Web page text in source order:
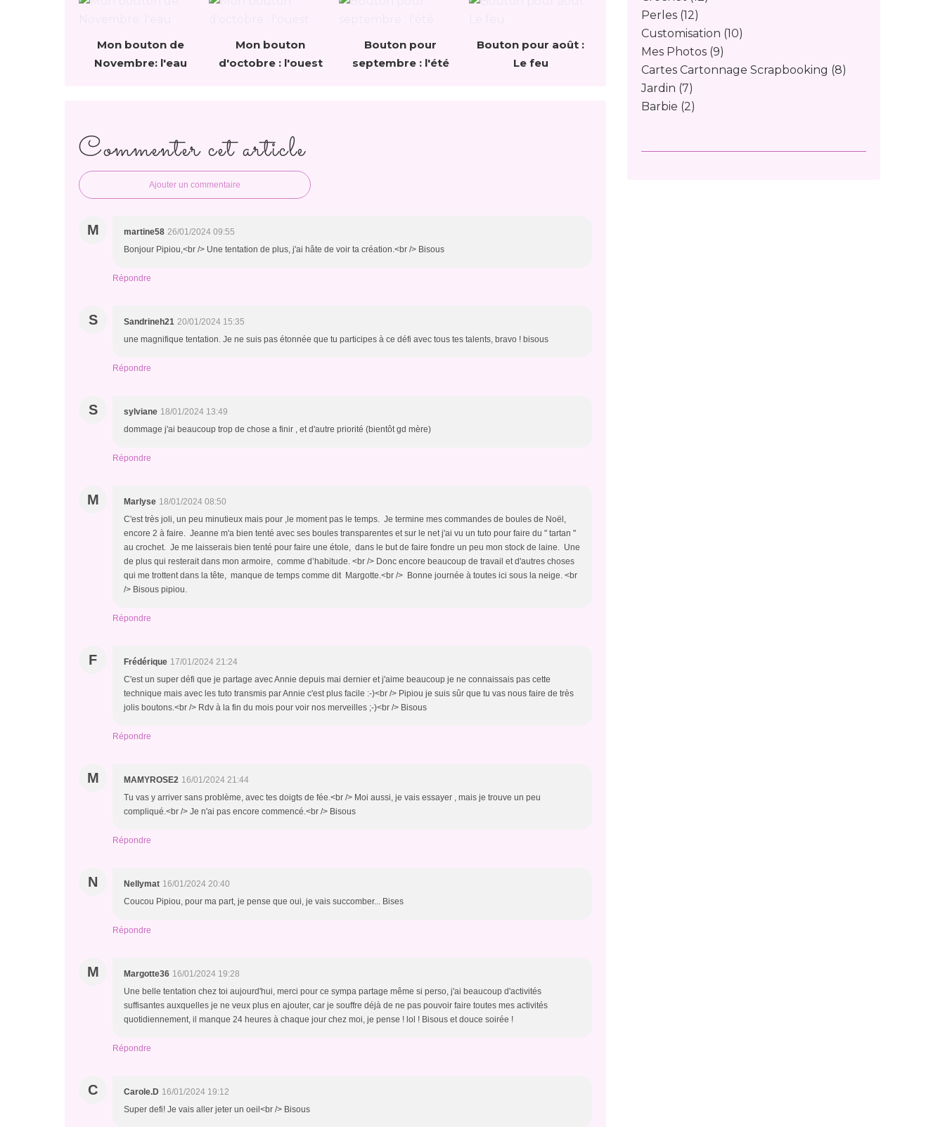
Mon bouton de
Novembre: l'eau
Mon bouton
d'octobre : l'ouest
Bouton pour
septembre : l'été
Bouton pour août :
Le feu
Commenter cet article
Ajouter un commentaire
M martine58 26/01/2024 09:55
Bonjour Pipiou,<br /> Une tentation de plus, j'ai hâte de voir ta création.<br /> Bisous
Répondre
S Sandrineh21 20/01/2024 15:35
une magnifique tentation. Je ne suis pas étonnée que tu participes à ce défi avec tous tes talents, bravo ! bisous
Répondre
S sylviane 18/01/2024 13:49
dommage j'ai beaucoup trop de chose a finir , et d'autre priorité (bientôt gd mère)
Répondre
M Marlyse 18/01/2024 08:50
C'est très joli, un peu minutieux mais pour ,le moment pas le temps. Je termine mes commandes de boules de Noël,
encore 2 à faire. Jeanne m'a bien tenté avec ses boules transparentes et sur le net j'ai vu un tuto pour faire du " tartan "
au crochet. Je me laisserais bien tenté pour faire une étole, dans le but de faire fondre un peu mon stock de laine. Une
de plus qui resterait dans mon armoire, comme d’habitude. <br /> Donc encore beaucoup de travail et d'autres choses
qui me trottent dans la tête, manque de temps comme dit Margotte.<br /> Bonne journée à toutes ici sous la neige. <br
/> Bisous pipiou.
Répondre
F Frédérique 17/01/2024 21:24
C'est un super défi que je partage avec Annie depuis mai dernier et j'aime beaucoup je ne connaissais pas cette
technique mais avec les tuto transmis par Annie c'est plus facile :-)<br /> Pipiou je suis sûr que tu vas nous faire de très
jolis boutons.<br /> Rdv à la fin du mois pour voir nos merveilles ;-)<br /> Bisous
Répondre
M MAMYROSE2 16/01/2024 21:44
Tu vas y arriver sans problème, avec tes doigts de fée.<br /> Moi aussi, je vais essayer , mais je trouve un peu
compliqué.<br /> Je n'ai pas encore commencé.<br /> Bisous
Répondre
N Nellymat 16/01/2024 20:40
Coucou Pipiou, pour ma part, je pense que oui, je vais succomber... Bises
Répondre
M Margotte36 16/01/2024 19:28
Une belle tentation chez toi aujourd'hui, merci pour ce sympa partage même si perso, j'ai beaucoup d'activités
suffisantes auxquelles je ne veux plus en ajouter, car je souffre déjà de ne pas pouvoir faire toutes mes activités
quotidiennement, il manque 24 heures à chaque jour chez moi, je pense ! lol ! Bisous et douce soirée !
Répondre
C Carole.D 16/01/2024 19:12
Super defi! Je vais aller jeter un oeil<br /> Bisous
Perles (12)
Customisation (10)
Mes Photos (9)
Cartes Cartonnage Scrapbooking (8)
Jardin (7)
Barbie (2)